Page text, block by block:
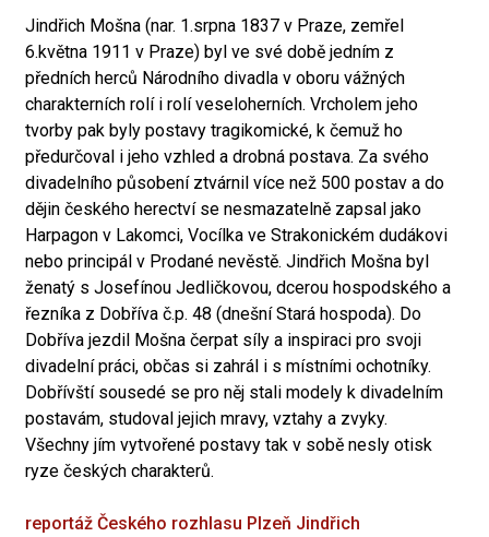
Jindřich Mošna (nar. 1.srpna 1837 v Praze, zemřel
6.května 1911 v Praze) byl ve své době jedním z
předních herců Národního divadla v oboru vážných
charakterních rolí i rolí veseloherních. Vrcholem jeho
tvorby pak byly postavy tragikomické, k čemuž ho
předurčoval i jeho vzhled a drobná postava. Za svého
divadelního působení ztvárnil více než 500 postav a do
dějin českého herectví se nesmazatelně zapsal jako
Harpagon v Lakomci, Vocílka ve Strakonickém dudákovi
nebo principál v Prodané nevěstě. Jindřich Mošna byl
ženatý s Josefínou Jedličkovou, dcerou hospodského a
řezníka z Dobříva č.p. 48 (dnešní Stará hospoda). Do
Dobříva jezdil Mošna čerpat síly a inspiraci pro svoji
divadelní práci, občas si zahrál i s místními ochotníky.
Dobřívští sousedé se pro něj stali modely k divadelním
postavám, studoval jejich mravy, vztahy a zvyky.
Všechny jím vytvořené postavy tak v sobě nesly otisk
ryze českých charakterů.
reportáž Českého rozhlasu Plzeň Jindřich